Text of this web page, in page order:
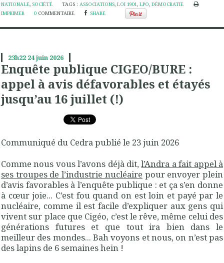
NATIONALE, SOCIÉTÉ TAGS :ASSOCIATIONS,LOI 1901,LPO,DÉMOCRATIE
IMPRIMER
0 COMMENTAIRE SHARE
23h22 24juin 2026
Enquête publique CIGEO/BURE :
appel à avis défavorables et étayés
jusqu’au 16 juillet (!)
Communiqué du Cedra publié le 23 juin 2026
Comme nous vous l’avons déjà dit,l’Andra a fait appel à
ses troupes de l’industrie nucléaire pour envoyer plein
d’avis favorables à l’enquête publique : et ça s’en donne
à cœur joie... C’est fou quand on est loin et payé par le
nucléaire, comme il est facile d’expliquer aux gens qui
vivent sur place que Cigéo, c’est le rêve, même celui des
générations futures et que tout ira bien dans le
meilleur des mondes... Bah voyons et nous, on n’est pas
des lapins de 6 semaines hein !